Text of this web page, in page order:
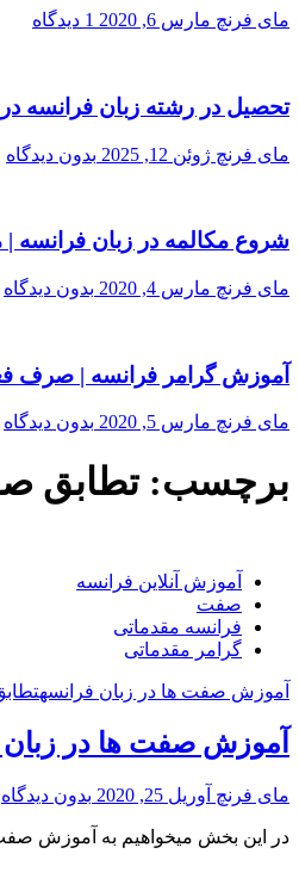
مای فرنچ مارس 6, 2020 1 دیدگاه
تحصیل در رشته زبان فرانسه
مای فرنچ ژوئن 12, 2025 بدون دیدگاه
شروع مکالمه در زبان فرانسه
مای فرنچ مارس 4, 2020 بدون دیدگاه
آموزش گرامر فرانسه | صرف
مای فرنچ مارس 5, 2020 بدون دیدگاه
برچسب:تطابق
آموزش آنلاین فرانسه
صفت
فرانسه مقدماتی
گرامر مقدماتی
آموزش صفت ها در زبان فرانسه
آموزش صفت ها در زبان
مای فرنچ آوریل 25, 2020 بدون دیدگاه
در این بخش میخواهیم به آموزش